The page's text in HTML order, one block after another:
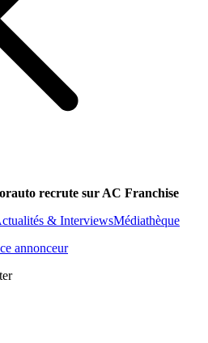
recrute sur AC Franchise
& InterviewsMédiathèque
annonceur